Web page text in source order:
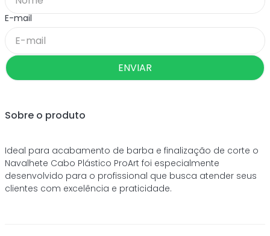
ENVIAR
Sobre o produto
Ideal para acabamento de barba e finalização de corte o
Navalhete Cabo Plástico ProArt foi especialmente
desenvolvido para o profissional que busca atender seus
clientes com excelência e praticidade.